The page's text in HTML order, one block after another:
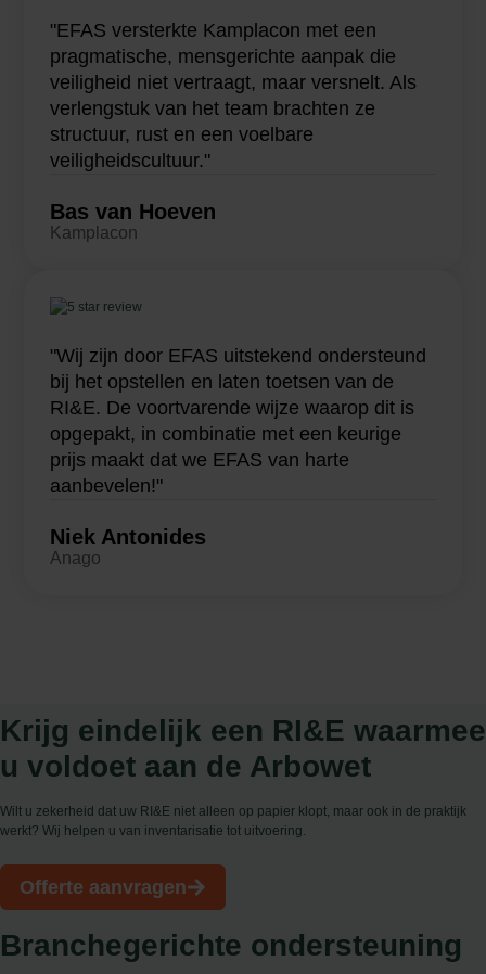
"EFAS versterkte Kamplacon met een
pragmatische, mensgerichte aanpak die
veiligheid niet vertraagt, maar versnelt. Als
verlengstuk van het team brachten ze
structuur, rust en een voelbare
veiligheidscultuur."
Bas van Hoeven
Kamplacon
"Wij zijn door EFAS uitstekend ondersteund
bij het opstellen en laten toetsen van de
RI&E. De voortvarende wijze waarop dit is
opgepakt, in combinatie met een keurige
prijs maakt dat we EFAS van harte
aanbevelen!"
Niek Antonides
Anago
Krijg eindelijk een RI&E waarmee
u voldoet aan de Arbowet
Wilt u zekerheid dat uw RI&E niet alleen op papier klopt, maar ook in de praktijk
werkt? Wij helpen u van inventarisatie tot uitvoering.
Offerte aanvragen
Branchegerichte ondersteuning